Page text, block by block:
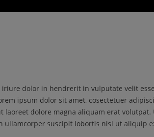
iriure dolor in hendrerit in vulputate velit
ipsum dolor sit amet, cosectetuer
laoreet dolore magna aliquam erat
ullamcorper suscipit lobortis nisl ut aliquip